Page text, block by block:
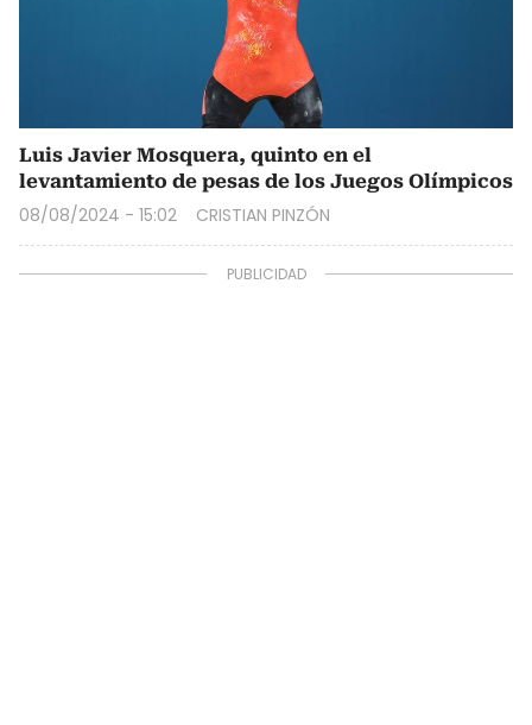
Luis Javier Mosquera, quinto en el
levantamiento de pesas de los Juegos Olímpicos
08/08/2024 - 15:02 CRISTIAN PINZÓN